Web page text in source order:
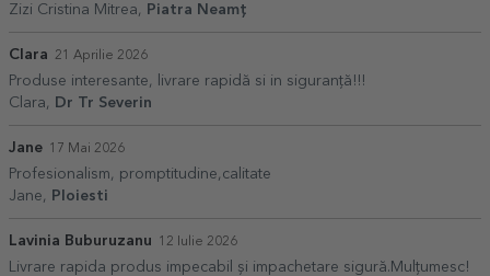
Zizi Cristina Mitrea,
Piatra Neamț
Clara 21 Aprilie 2026
Produse interesante, livrare rapidă si in siguranță!!!
Clara,
Dr Tr Severin
Jane 17 Mai 2026
Profesionalism, promptitudine,calitate
Jane,
Ploiesti
Lavinia Buburuzanu 12 Iulie 2026
Livrare rapida produs impecabil și impachetare sigură.Mulțumesc!